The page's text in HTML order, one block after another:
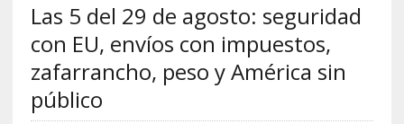
Las 5 del 29 de agosto: seguridad
con EU, envíos con impuestos,
zafarrancho, peso y América sin
público